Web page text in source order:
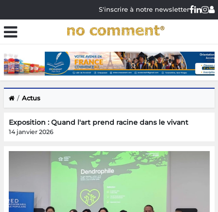
S'inscrire à notre newsletter
Actus
Exposition : Quand l'art prend racine dans le vivant
14 janvier 2026